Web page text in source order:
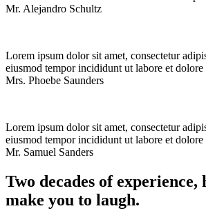
Mr. Alejandro Schultz
Lorem ipsum dolor sit amet, consectetur
eiusmod tempor incididunt ut labore et dolore
Mrs. Phoebe Saunders
Lorem ipsum dolor sit amet, consectetur
eiusmod tempor incididunt ut labore et dolore
Mr. Samuel Sanders
Two decades of experience,
make you to laugh.